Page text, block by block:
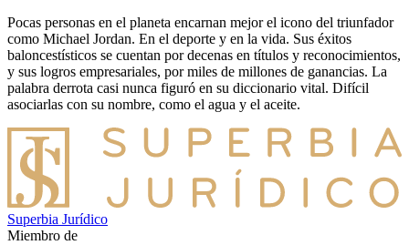
Pocas personas en el planeta encarnan mejor el icono del triunfador
como Michael Jordan. En el deporte y en la vida. Sus éxitos
baloncestísticos se cuentan por decenas en títulos y reconocimientos,
y sus logros empresariales, por miles de millones de ganancias. La
palabra derrota casi nunca figuró en su diccionario vital. Difícil
asociarlas con su nombre, como el agua y el aceite.
Superbia Jurídico
Miembro de